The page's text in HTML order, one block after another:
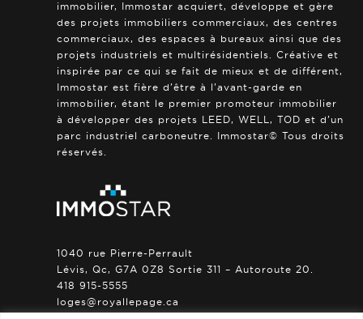
immobilier, Immostar acquiert, développe et gère
des projets immobiliers commerciaux, des centres
commerciaux, des espaces à bureaux ainsi que des
projets industriels et multirésidentiels. Créative et
inspirée par ce qui se fait de mieux et de différent,
Immostar est fière d’être à l’avant-garde en
immobilier, étant le premier promoteur immobilier
à développer des projets LEED, WELL, TOD et d’un
parc industriel carboneutre. Immostar© Tous droits
réservés.
1040 rue Pierre-Perrault
Lévis, Qc, G7A 0Z8 Sortie 311 – Autoroute 20.
418 915-5555
loges@royallepage.ca